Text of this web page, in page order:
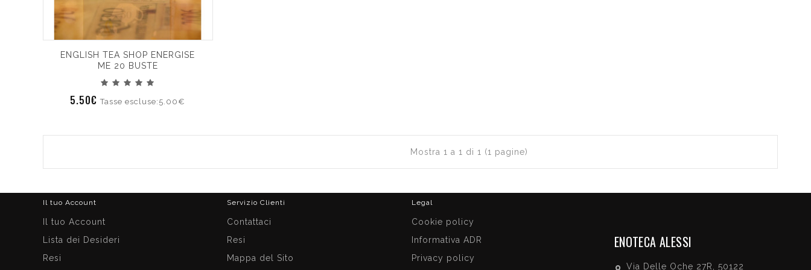
ENGLISH TEA SHOP ENERGISE
ME 20 BUSTE
5.50€Tasse escluse:5.00€
Mostra 1 a 1 di 1 (1 pagine)
Legal
Cookie policy
Informativa ADR
Privacy policy
Servizio Clienti
Contattaci
Resi
Mappa del Sito
Il tuo Account
Il tuo Account
Lista dei Desideri
Resi
ENOTECA ALESSI
Via Delle Oche 27R, 50122